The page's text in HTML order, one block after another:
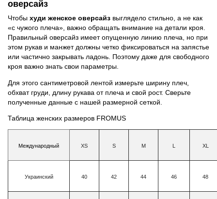
оверсайз
Чтобы худи женское оверсайз выглядело стильно, а не как
«с чужого плеча», важно обращать внимание на детали кроя.
Правильный оверсайз имеет опущенную линию плеча, но при
этом рукав и манжет должны четко фиксироваться на запястье
или частично закрывать ладонь. Поэтому даже для свободного
кроя важно знать свои параметры.
Для этого сантиметровой лентой измерьте ширину плеч,
обхват груди, длину рукава от плеча и свой рост. Сверьте
полученные данные с нашей размерной сеткой.
Таблица женских размеров FROMUS
Международный XS S M L XL
Украинский 40 42 44 46 48